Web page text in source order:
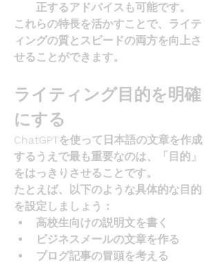
正するアドバイスも可能です。
これらの特長を活かすことで、ライテ
ィングの質とスピードの両方を向上さ
せることができます。
ライティング目的を明確
にする
ChatGPTを使って日本語の文章を作成
するうえで最も重要なのは、「目的」
をはっきりさせることです。
たとえば、以下のような具体的な目的
を設定しましょう：
高校生向けの説明文を書く
ビジネスメールの文章を作る
ブログ記事の冒頭を考える